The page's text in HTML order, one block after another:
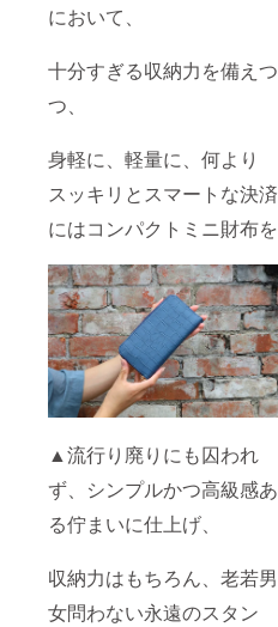
において、
十分すぎる収納力を備えつ
つ、
身軽に、軽量に、何より
スッキリとスマートな決済
にはコンパクトミニ財布を
▲流行り廃りにも囚われ
ず、シンプルかつ高級感あ
る佇まいに仕上げ、
収納力はもちろん、老若男
女問わない永遠のスタン